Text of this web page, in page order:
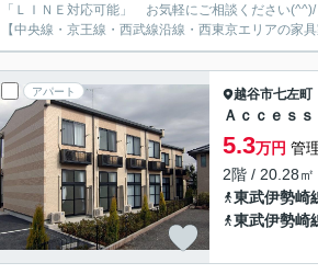
「ＬＩＮＥ対応可能」 お気軽にご相談ください(^^)/
【中央線・京王線・西武線沿線・西東京エリアの家
アパート 越谷市七左町
Ａｃｃｅｓｓ
5.3万円 管
2階 / 20.28
東武伊勢崎
東武伊勢崎